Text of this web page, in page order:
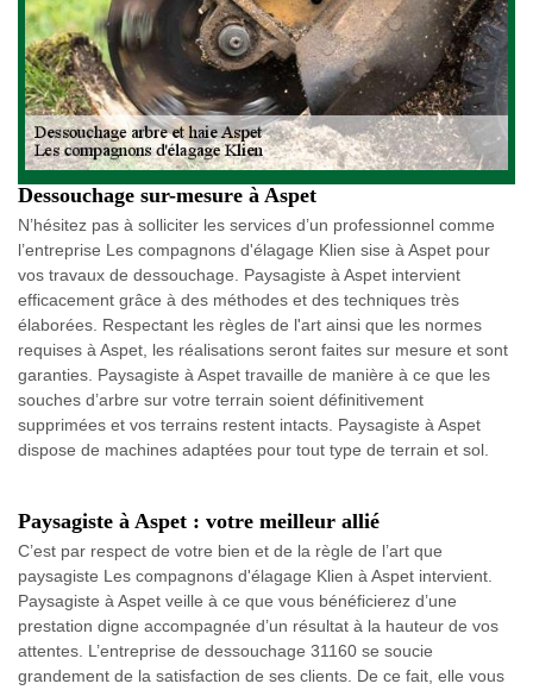
Dessouchage sur-mesure à Aspet
N’hésitez pas à solliciter les services d’un professionnel comme
l’entreprise Les compagnons d'élagage Klien sise à Aspet pour
vos travaux de dessouchage. Paysagiste à Aspet intervient
efficacement grâce à des méthodes et des techniques très
élaborées. Respectant les règles de l'art ainsi que les normes
requises à Aspet, les réalisations seront faites sur mesure et sont
garanties. Paysagiste à Aspet travaille de manière à ce que les
souches d’arbre sur votre terrain soient définitivement
supprimées et vos terrains restent intacts. Paysagiste à Aspet
dispose de machines adaptées pour tout type de terrain et sol.
Paysagiste à Aspet : votre meilleur allié
C’est par respect de votre bien et de la règle de l’art que
paysagiste Les compagnons d'élagage Klien à Aspet intervient.
Paysagiste à Aspet veille à ce que vous bénéficierez d’une
prestation digne accompagnée d’un résultat à la hauteur de vos
attentes. L’entreprise de dessouchage 31160 se soucie
grandement de la satisfaction de ses clients. De ce fait, elle vous